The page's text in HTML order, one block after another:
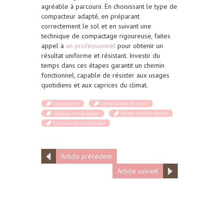
agréable à parcourir. En choisissant le type de
compacteur adapté, en préparant
correctement le sol et en suivant une
technique de compactage rigoureuse, faites
appel à un professionnel pour obtenir un
résultat uniforme et résistant. Investir du
temps dans ces étapes garantit un chemin
fonctionnel, capable de résister aux usages
quotidiens et aux caprices du climat.
compacteur
construction de route
rouleau compresseur
tasser chemin d'accès
travaux de compactage
Article précédent
Article suivant